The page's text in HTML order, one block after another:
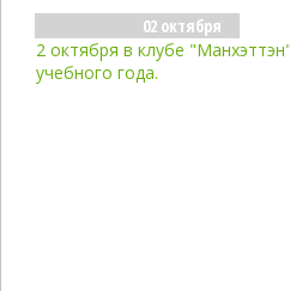
02 октября
2 октября в клубе
учебного года.